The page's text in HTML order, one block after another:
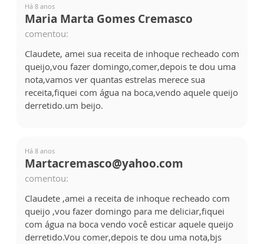
Há 8 anos
Maria Marta Gomes Cremasco
comentou:
Claudete, amei sua receita de inhoque recheado com
queijo,vou fazer domingo,comer,depois te dou uma
nota,vamos ver quantas estrelas merece sua
receita,fiquei com água na boca,vendo aquele queijo
derretido.um beijo.
Há 8 anos
Martacremasco@yahoo.com
comentou:
Claudete ,amei a receita de inhoque recheado com
queijo ,vou fazer domingo para me deliciar,fiquei
com água na boca vendo você esticar aquele queijo
derretido.Vou comer,depois te dou uma nota,bjs